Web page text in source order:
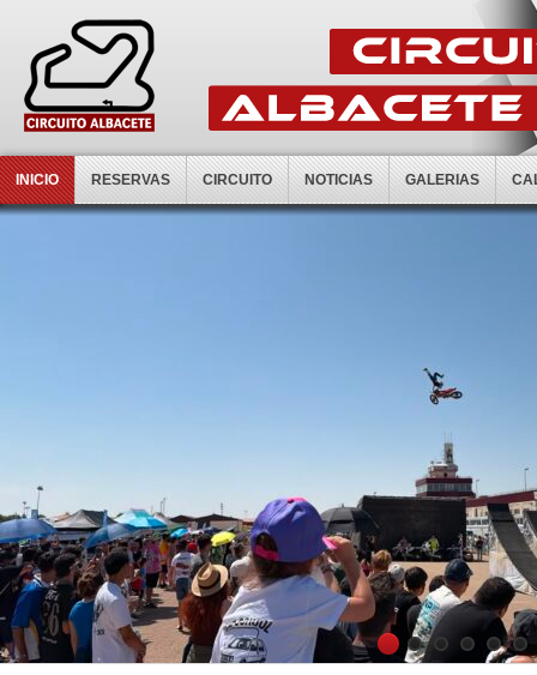
INICIO RESERVAS CIRCUITO NOTICIAS GALERIAS
1 2 3 4 5 6